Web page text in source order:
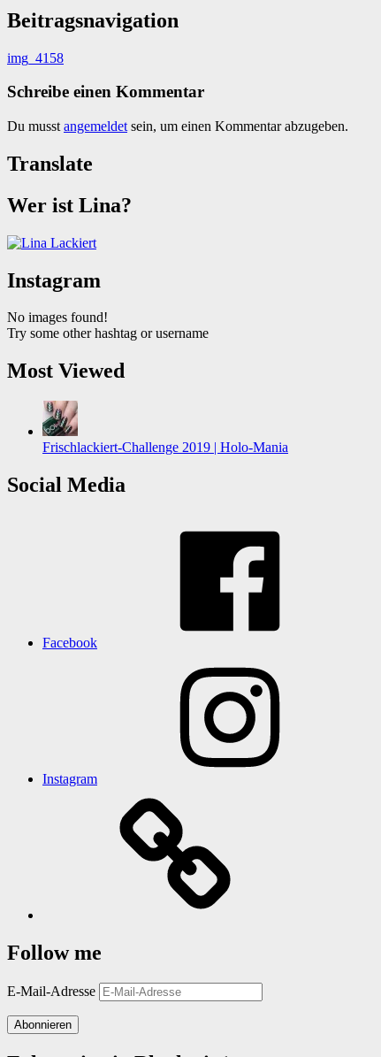
Beitragsnavigation
img_4158
Schreibe einen Kommentar
Du musst angemeldet sein, um einen Kommentar abzugeben.
Translate
Wer ist Lina?
Instagram
No images found!
Try some other hashtag or username
Most Viewed
Frischlackiert-Challenge 2019 | Holo-Mania
Social Media
Facebook
Instagram
Follow me
E-Mail-Adresse
Abonnieren